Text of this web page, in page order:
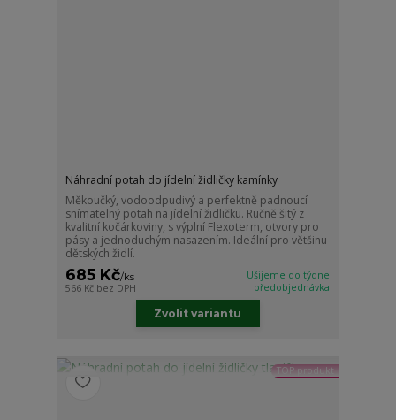
Náhradní potah do jídelní židličky kamínky
Měkoučký, vodoodpudivý a perfektně padnoucí
snímatelný potah na jídelní židličku. Ručně šitý z
kvalitní kočárkoviny, s výplní Flexoterm, otvory pro
pásy a jednoduchým nasazením. Ideální pro většinu
dětských židlí.
685 Kč/ks
566 Kč bez DPH
Ušijeme do týdne
předobjednávka
Zvolit variantu
TOP produkt